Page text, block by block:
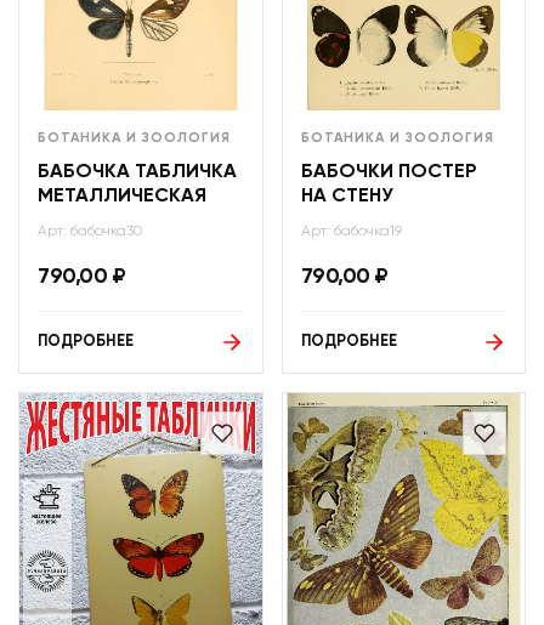
БОТАНИКА И ЗООЛОГИЯ
БАБОЧКА ТАБЛИЧКА
МЕТАЛЛИЧЕСКАЯ
Арт: бабочка30
790,00 ₽
ПОДРОБНЕЕ
БОТАНИКА И ЗООЛОГИЯ
БАБОЧКИ ПОСТЕР
НА СТЕНУ
Арт: бабочка19
790,00 ₽
ПОДРОБНЕЕ